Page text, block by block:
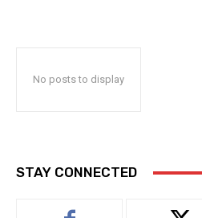
No posts to display
STAY CONNECTED